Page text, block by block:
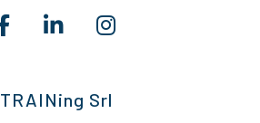
TRAINing Srl